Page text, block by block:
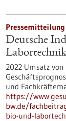
Pressemitteilung
Deutsche
2022 Umsatz
und
https://
bw.de/
bio-und-